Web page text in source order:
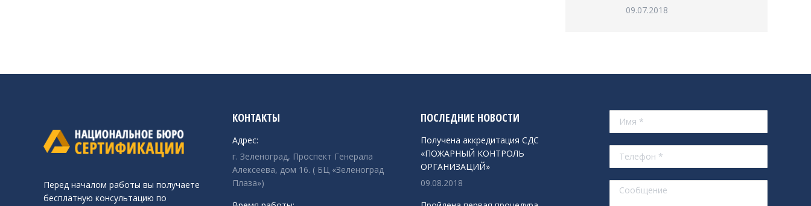
09.07.2018
Перед началом работы вы получаете
бесплатную консультацию по
КОНТАКТЫ
Адрес:
г. Зеленоград, Проспект Генерала
Алексеева, дом 16. ( БЦ «Зеленоград
Плаза»)
ПОСЛЕДНИЕ НОВОСТИ
Получена аккредитация СДС
«ПОЖАРНЫЙ КОНТРОЛЬ
ОРГАНИЗАЦИЙ»
09.08.2018